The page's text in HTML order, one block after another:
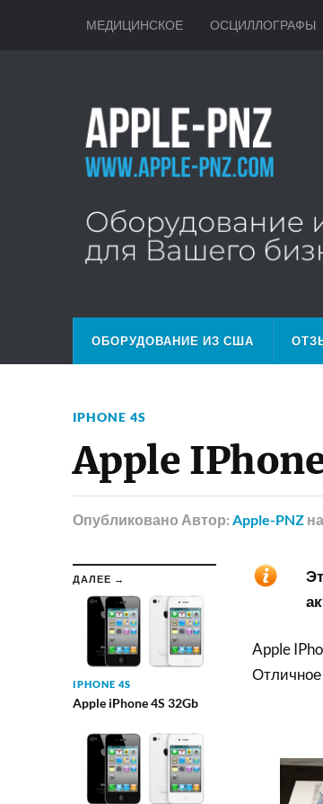
МЕДИЦИНСКОЕ ОСЦИЛЛОГРАФЫ
ОБОРУДОВАНИЕ ИЗ США
IPHONE 4S
Apple
Опубликовано Автор: Apple-PNZ на
ДАЛЕЕ →
IPHONE 4S
Apple iPhone 4S 32Gb
Apple
Отличное